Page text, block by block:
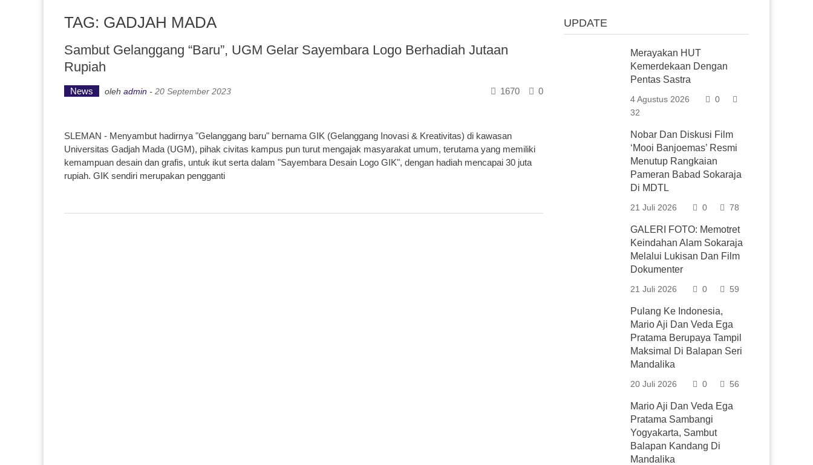
TAG: GADJAH MADA
Sambut Gelanggang “Baru”, UGM Gelar Sayembara Logo Berhadiah Jutaan
Rupiah
News oleh admin - 20 September 2023 0
1670
SLEMAN - Menyambut hadirnya "Gelanggang baru" bernama GIK (Gelanggang Inovasi & Kreativitas) di kawasan
Universitas Gadjah Mada (UGM), pihak civitas kampus pun turut mengajak masyarakat umum, terutama yang memiliki
kemampuan desain dan grafis, untuk ikut serta dalam "Sayembara Desain Logo GIK", dengan hadiah mencapai 30 juta
rupiah. GIK sendiri merupakan pengganti
UPDATE
Merayakan HUT
Kemerdekaan Dengan
Pentas Sastra
4 Agustus 2026
0
32
Nobar Dan Diskusi Film
‘Mooi Banjoemas’ Resmi
Menutup Rangkaian
Pameran Babad Sokaraja
Di MDTL
21 Juli 2026 0 78
GALERI FOTO: Memotret
Keindahan Alam Sokaraja
Melalui Lukisan Dan Film
Dokumenter
21 Juli 2026 0 59
Pulang Ke Indonesia,
Mario Aji Dan Veda Ega
Pratama Berupaya Tampil
Maksimal Di Balapan Seri
Mandalika
20 Juli 2026 0 56
Mario Aji Dan Veda Ega
Pratama Sambangi
Yogyakarta, Sambut
Balapan Kandang Di
Mandalika